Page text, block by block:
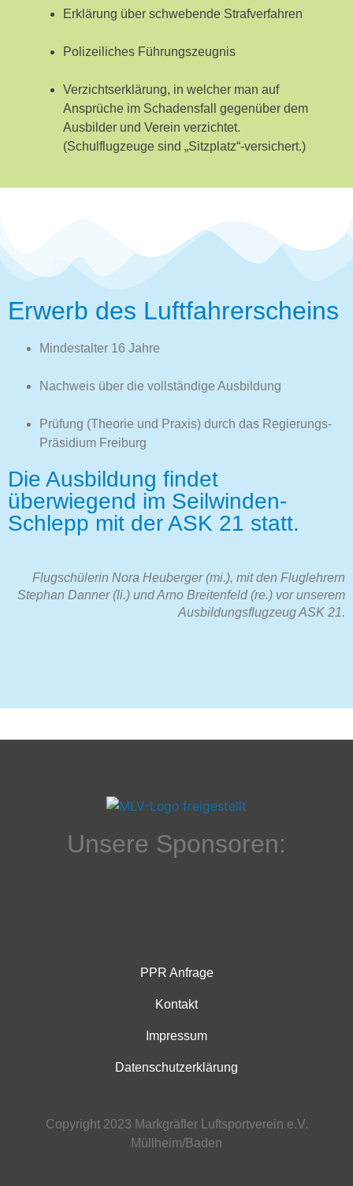
Erklärung über schwebende Strafverfahren
Polizeiliches Führungszeugnis
Verzichtserklärung, in welcher man auf
Ansprüche im Schadensfall gegenüber dem
Ausbilder und Verein verzichtet.
(Schulflugzeuge sind „Sitzplatz“-versichert.)
Erwerb des Luftfahrerscheins
Mindestalter 16 Jahre
Nachweis über die vollständige Ausbildung
Prüfung (Theorie und Praxis) durch das Regierungs-
Präsidium Freiburg
Die Ausbildung findet
überwiegend im Seilwinden-
Schlepp mit der ASK 21 statt.
Flugschülerin Nora Heuberger (mi.), mit den Fluglehrern
Stephan Danner (li.) und Arno Breitenfeld (re.) vor unserem
Ausbildungsflugzeug ASK 21.
Unsere Sponsoren:
PPR Anfrage
Kontakt
Impressum
Datenschutzerklärung
Copyright 2023 Markgräfler Luftsportverein e.V.
Müllheim/Baden